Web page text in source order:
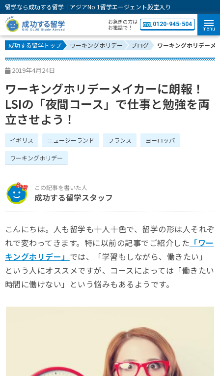
留学なら成功する留学｜アジアNo.1留学エージェント殿堂入り
お急ぎの方は
お電話で！
0120-945-504
menu
成功する留学トップ ワーキングホリデー ブログ ワーキングホリデーメ
2019年4月24日
ワーキングホリデーメイカーに朗報！
LSIの「夜間コース」で仕事と勉強を両
立させよう！
イギリス ニュージーランド フランス ヨーロッパ
ワーキングホリデー
成功する留学スタッフ
こんにちは。人も留学も十人十色で、留学の形は人それぞ
れで変わってきます。特に以前の記事でご紹介した 「ワー
キングホリデー」 では、「学習もしながら、働きたい」
という人にオススメですが、コースによっては「働きたい
時間に働けない」という悩みもあるようです。